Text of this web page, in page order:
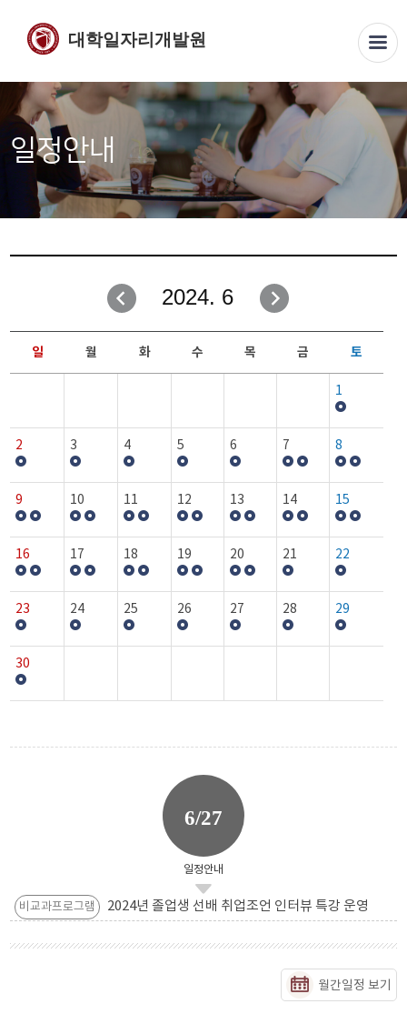
대학일자리개발원
일정안내
2024. 6
일 월 화 수 목 금 토
1
2 3 4 5 6 7 8
9 10 11 12 13 14 15
16 17 18 19 20 21 22
23 24 25 26 27 28 29
30
6/27
일정안내
비교과프로그램 2024년 졸업생 선배 취업조언 인터뷰 특강 운영
월간일정 보기